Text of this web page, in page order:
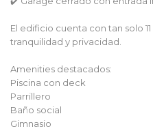
El edificio cuenta con tan solo
tranquilidad y privacidad.
Amenities destacados:
Piscina con deck
Parrillero
Baño social
Gimnasio